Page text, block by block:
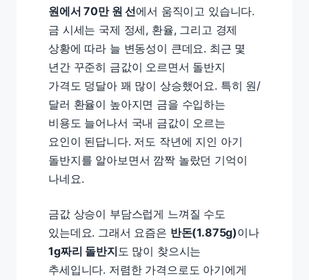
원에서 70만 원 선에서 움직이고 있습니다.
금 시세는 국제 정세, 환율, 그리고 경제
상황에 따라 늘 변동성이 큰데요. 최근 몇
년간 꾸준히 금값이 오르면서 돌반지
가격도 덩달아 꽤 많이 상승했어요. 특히 원/
달러 환율이 높아지면 금을 수입하는
비용도 늘어나서 국내 금값이 오르는
요인이 된답니다. 저도 작년에 지인 아기
돌반지를 알아보면서 깜짝 놀랐던 기억이
나네요.
금값 상승이 부담스럽게 느껴질 수도
있는데요. 그래서 요즘은 반돈(1.875g)이나
1g짜리 돌반지도 많이 찾으시는
추세입니다. 저렴한 가격으로도 아기에게